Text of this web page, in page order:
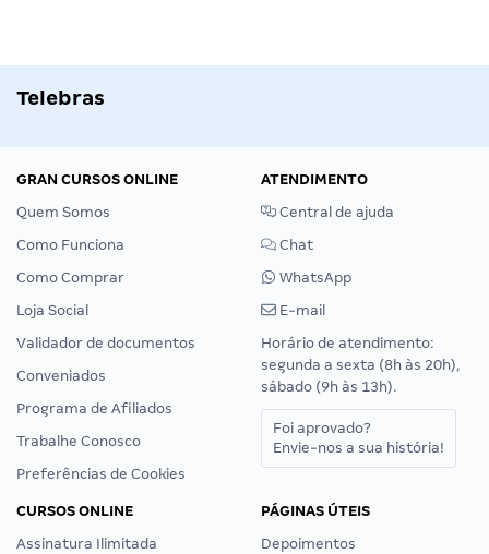
Telebras
GRAN CURSOS ONLINE
Quem Somos
Como Funciona
Como Comprar
Loja Social
Validador de documentos
Conveniados
Programa de Afiliados
Trabalhe Conosco
Preferências de Cookies
ATENDIMENTO
Central de ajuda
Chat
WhatsApp
E-mail
Horário de atendimento:
segunda a sexta (8h às 20h),
sábado (9h às 13h).
Foi aprovado?
Envie-nos a sua história!
CURSOS ONLINE
Assinatura Ilimitada
PÁGINAS ÚTEIS
Depoimentos